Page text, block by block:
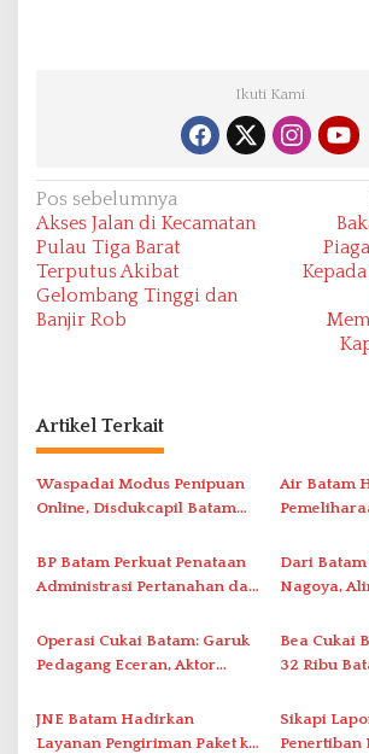
Ikuti Kami
N
a
v
i
i
p
o
Pos sebelumnya
Akses Jalan di Kecamatan
Pulau Tiga Barat
Terputus Akibat
Gelombang Tinggi dan
Banjir Rob
Artikel Terkait
Waspadai Modus Penipuan
Online, Disdukcapil Batam
Tatap Muka
Air Batam
BP Batam Perkuat Penataan
Administrasi Pertanahan dan
Dari Batam
Nagoya,
Operasi Cukai Batam: Garuk
Pedagang Eceran, Aktor
Tersentuh?
Bea Cukai
32 Ribu
JNE Batam Hadirkan
Layanan Pengiriman Paket ke
Sikapi
Penertiban